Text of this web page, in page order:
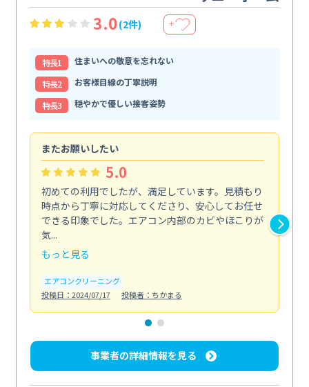
3.0(2件) ＋
特⻑1
住まいへの敬意を忘れない
特⻑2
お客様目線の丁寧説明
特⻑3
穏やかで優しい接客姿勢
またお願いしたい
5.0
初めての利用でしたが、満足しています。見積もり
時点から丁寧に対応してくださり、安心してお任せ
できる印象でした。エアコン内部のカビやほこりが
気...
もっと見る
エアコンクリーニング
投稿日：2024/07/17
投稿者：ちかまる
事業者の詳細情報を見る